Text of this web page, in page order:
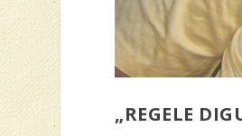
„REGELE